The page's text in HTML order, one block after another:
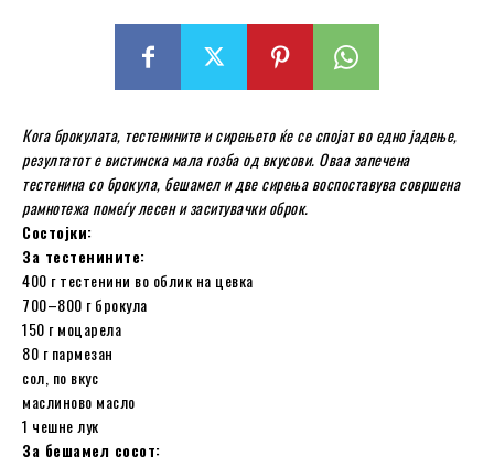
Кога брокулата, тестенините и сирењето ќе се спојат во едно јадење,
резултатот е вистинска мала гозба од вкусови. Оваа запечена
тестенина со брокула, бешамел и две сирења воспоставува совршена
рамнотежа помеѓу лесен и заситувачки оброк.
Состојки:
За тестенините:
400 г тестенини во облик на цевка
700–800 г брокула
150 г моцарела
80 г пармезан
сол, по вкус
маслиново масло
1 чешне лук
За бешамел сосот: